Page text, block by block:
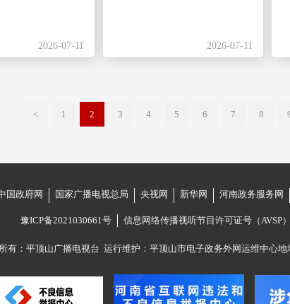
2026-07-11 2026-07-11
< 1 2 3 4 5 6 7 8
国政府网 国家广播电视总局 央视网 新华网 河南政务服务网
豫ICP备2021030661号 信息网络传播视听节目许可证号（AVSP
有：平顶山广播电视台 运行维护：平顶山市电子政务外网运维中心地